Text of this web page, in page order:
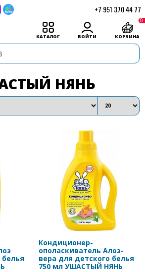
+7 951 370 44 77
КАТАЛОГ ВОЙТИ КОРЗИНА
0
НЯНЬ
Кондиционер-
ополаскиватель Алоэ-
вера для детского белья
750 мл УШАСТЫЙ НЯНЬ